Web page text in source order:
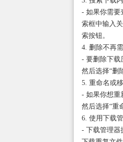
- 如果你需要
索框中输入
索按钮。
4. 删除不再
- 要删除下载
然后选择“删
5. 重命名或
- 如果你想重
然后选择“重
6. 使用下载
- 下载管理器